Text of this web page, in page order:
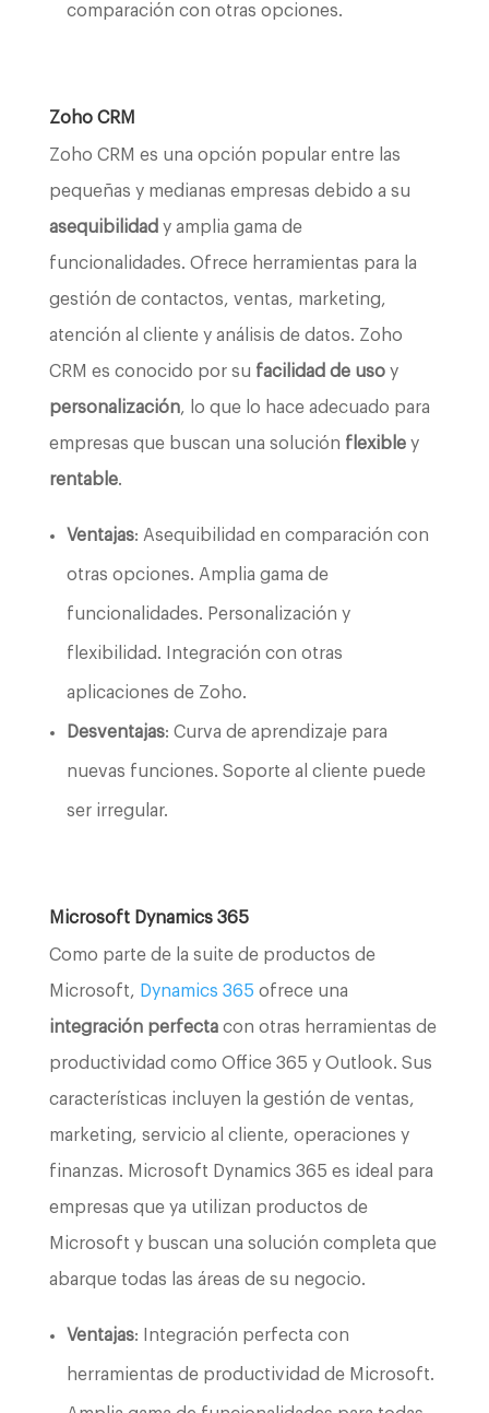
comparación con otras opciones.
Zoho CRM
Zoho CRM es una opción popular entre las
pequeñas y medianas empresas debido a su
asequibilidad y amplia gama de
funcionalidades. Ofrece herramientas para la
gestión de contactos, ventas, marketing,
atención al cliente y análisis de datos. Zoho
CRM es conocido por su facilidad de usoy
personalización, lo que lo hace adecuado para
empresas que buscan una solución flexibley
rentable.
Ventajas: Asequibilidad en comparación con
otras opciones. Amplia gama de
funcionalidades. Personalización y
flexibilidad. Integración con otras
aplicaciones de Zoho.
Desventajas: Curva de aprendizaje para
nuevas funciones. Soporte al cliente puede
ser irregular.
Microsoft Dynamics 365
Como parte de la suite de productos de
Microsoft, Dynamics 365 ofrece una
integración perfectacon otras herramientas de
productividad como Office 365 y Outlook. Sus
características incluyen la gestión de ventas,
marketing, servicio al cliente, operaciones y
finanzas. Microsoft Dynamics 365 es ideal para
empresas que ya utilizan productos de
Microsoft y buscan una solución completa que
abarque todas las áreas de su negocio.
Ventajas: Integración perfecta con
herramientas de productividad de Microsoft.